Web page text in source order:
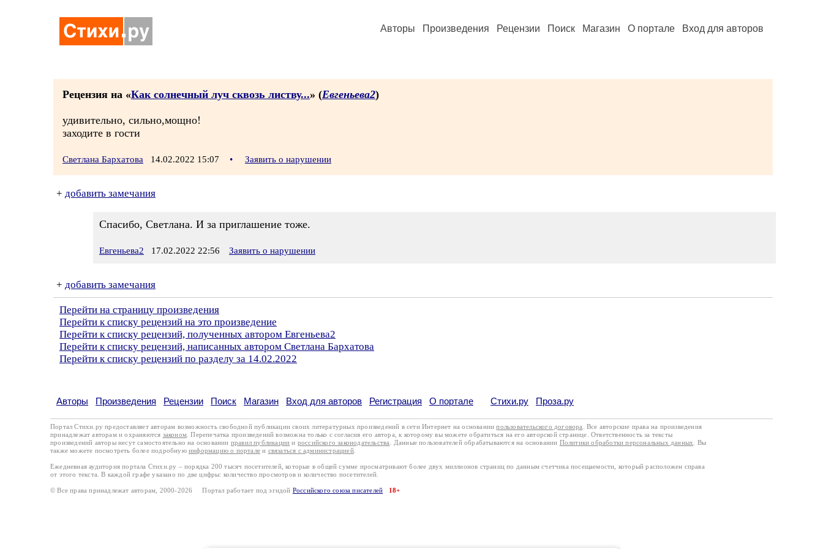
Авторы Произведения Рецензии Поиск Магазин О портале Вход для авторов
Рецензия на «Как солнечный луч сквозь листву...» (Евгеньева2)
удивительно, сильно,мощно!
заходите в гости
Светлана Бархатова 14.02.2022 15:07 • Заявить о нарушении
+ добавить замечания
Спасибо, Светлана. И за приглашение тоже.
Евгеньева2 17.02.2022 22:56 Заявить о нарушении
+ добавить замечания
Перейти на страницу произведения
Перейти к списку рецензий на это произведение
Перейти к списку рецензий, полученных автором Евгеньева2
Перейти к списку рецензий, написанных автором Светлана Бархатова
Перейти к списку рецензий по разделу за 14.02.2022
Авторы Произведения Рецензии Поиск Магазин Вход для авторов Регистрация О портале Стихи.ру Проза.ру
Портал Стихи.ру предоставляет авторам возможность свободной публикации своих литературных произведений в сети Интернет на основаниипользовательского договора
. Все авторские права на произведения
принадлежат авторам и охраняются законом . Перепечатка произведений возможна только с согласия его автора, к которому вы можете обратиться на его авторской странице. Ответственность за тексты
произведений авторы несут самостоятельно на основании правил публикации и российского законодательства . Данные пользователей обрабатываются на основании Политики обработки персональных данных
. Вы
также можете посмотреть более подробную информацию о портале и связаться с администрацией.
Ежедневная аудитория портала Стихи.ру – порядка 200 тысяч посетителей, которые в общей сумме просматривают более двух миллионов страниц по данным счетчика посещаемости, который расположен справа
от этого текста. В каждой графе указано по две цифры: количество просмотров и количество посетителей.
© Все права принадлежат авторам, 2000-2026 Портал работает под эгидой Российского союза писателей 18+